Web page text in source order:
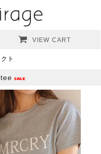
VIEW CART
ト